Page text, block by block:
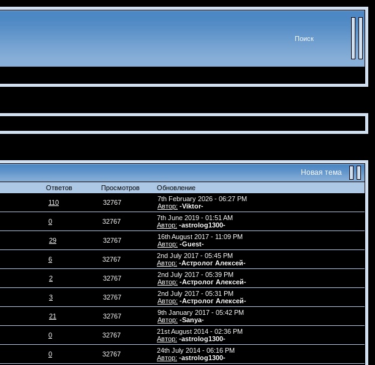
Поиск
Новая тема
Ответов Просмотров
Обновление
110 32767
7th February 2026 - 06:27 PM
Автор: -Viktor-
0 32767
7th June 2019 - 01:51 AM
Автор: -astrolog1300-
29 32767
16th August 2017 - 11:09 PM
Автор: -Guest-
6 32767
2nd July 2017 - 05:45 PM
Автор: -Астролог Алексей-
2 32767
2nd July 2017 - 05:39 PM
Автор: -Астролог Алексей-
3 32767
2nd July 2017 - 05:31 PM
Автор: -Астролог Алексей-
21 32767
9th January 2017 - 05:42 PM
Автор: -Sanya-
0 32767
21st August 2014 - 02:36 PM
Автор: -astrolog1300-
0 32767
24th July 2014 - 06:16 PM
Автор: -astrolog1300-